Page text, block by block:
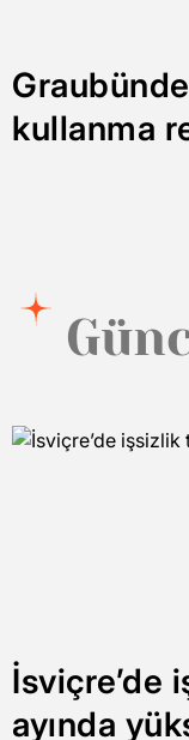
kullanma
İsviçre’de
ayında